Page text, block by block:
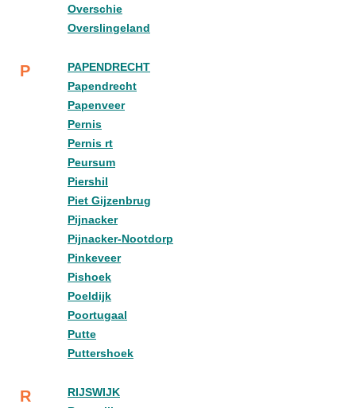
Overschie
Overslingeland
P
PAPENDRECHT
Papendrecht
Papenveer
Pernis
Pernis rt
Peursum
Piershil
Piet Gijzenbrug
Pijnacker
Pijnacker-Nootdorp
Pinkeveer
Pishoek
Poeldijk
Poortugaal
Putte
Puttershoek
R
RIJSWIJK